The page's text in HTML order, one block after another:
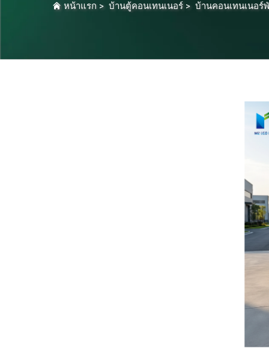
หน้าแรก > บ้านตู้คอนเทนเนอร์ > บ้านคอนเทนเนอร์